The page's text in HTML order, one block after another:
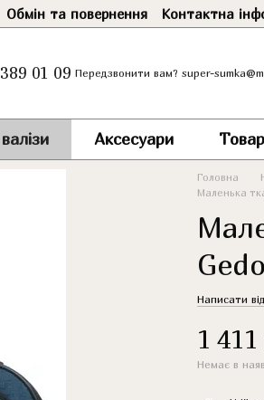
Обмін та повернення Контактна
01 09 Передзвонити вам? super-
Аксесуари
Головна
Маленька
Написати
1
Немає в